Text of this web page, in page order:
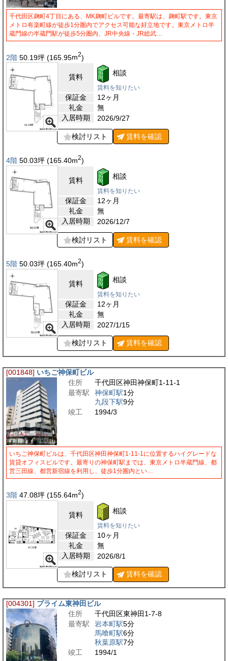
千代田区麹町4丁目にある、MK麹町ビルです。最寄駅は、麹町駅です。東京
メトロ有楽町線が徒歩1分圏内でアクセス可能な好立地です。東京メトロ半
蔵門線の半蔵門駅が徒歩5分圏内、JR中央線・JR総武…
2階 50.19坪 (165.95m2)
賃料 相談
賃料を知りたい
保証金
12ヶ月
礼金
無
入居時期
2026/9/27
検討リスト 賃料を確認
4階 50.03坪 (165.40m2)
賃料 相談
賃料を知りたい
保証金
12ヶ月
礼金
無
入居時期
2026/12/7
検討リスト 賃料を確認
5階 50.03坪 (165.40m2)
賃料 相談
賃料を知りたい
保証金
12ヶ月
礼金
無
入居時期
2027/1/15
検討リスト 賃料を確認
[001848] いちご神保町ビル
住所
千代田区神田神保町1-11-1
最寄駅
神保町駅1分
九段下駅9分
竣工
1994/3
いちご神保町ビルは、千代田区神田神保町1-11-1に位置するハイグレードな
賃貸オフィスビルです。最寄りの神保町駅までは、東京メトロ半蔵門線、都
営三田線、都営新宿線を利用し、徒歩1分圏内とい…
3階 47.08坪 (155.64m2)
賃料 相談
賃料を知りたい
保証金
10ヶ月
礼金
無
入居時期
2026/8/1
検討リスト 賃料を確認
[004301] プライム東神田ビル
住所
千代田区東神田1-7-8
最寄駅
岩本町駅5分
馬喰町駅6分
秋葉原駅7分
竣工
1994/1